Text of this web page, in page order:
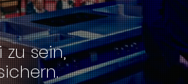
sein,